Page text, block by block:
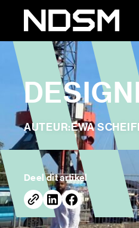
AUTEUR:EWA
Deel dit artikel